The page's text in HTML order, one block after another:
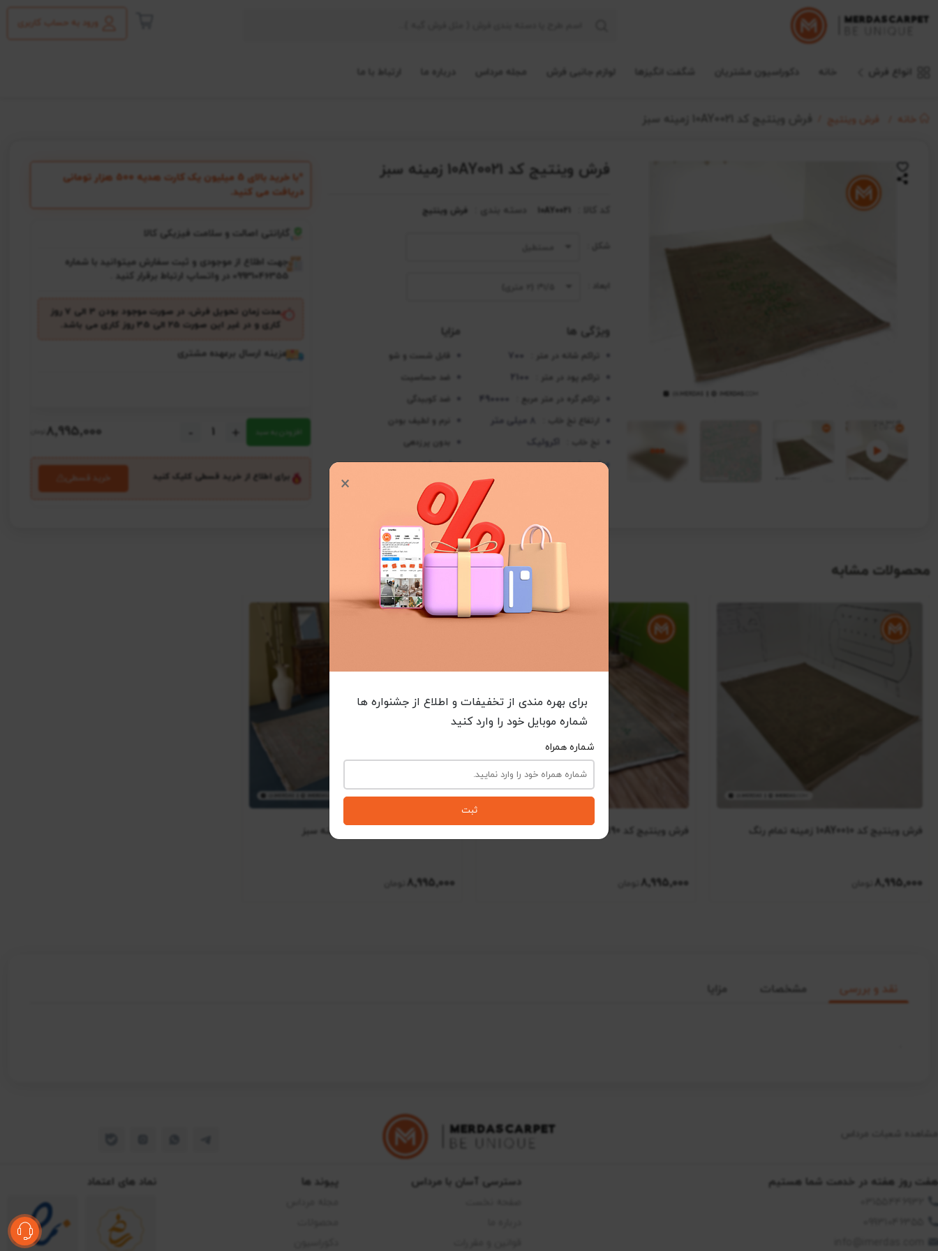
ورود به حساب کاربری
انواع فرش خانه دکوراسیون مشتریان شگفت انگیزها لوازم جانبی فرش مجله مرداس ارتباط با ما
خانه فرش وینتیج فرش وینتیج کد 10AY0021 زمینه سبز
فرش وینتیج کد 10AY0021 زمینه سبز
10AY0021 فرش وینتیج
ابعاد :
ویژگی ها
تراکم شانه در متر : 700
تراکم پود در متر : 2100
تراکم گره در متر مربع : 490000
ارتفاع نخ خاب : 8 میلی متر
نخ خاب : اکرولیک
موارد بیشتر
مزایا
قابل شست و شو
ضد حساسیت
ضد کوبیدگی
نرم و لطیف بودن
بدون پرزدهی
موارد بیشتر
*با خرید بالای 5 میلیون یک کارت هدیه ۵۰۰ هزار تومانی
دریافت می کنید.
گارانتی اصالت و سلامت فیزیکی کالا
جهت اطلاع از موجودی و ثبت سفارش میتوانید با شماره
09931046355 در واتساپ ارتباط برقرار کنید .
مدت زمان تحویل فرش، در صورت موجود بودن 3 الی 7 روز
کاری و در غیر این صورت ۲5 الی 35 روز کاری می باشد.
هزینه ارسال برعهده مشتری
+ 8٬995٬000
برای اطلاع از خرید قسطی کلیک کنید خرید قسطی
محصولات مشابه
فرش وینتیج کد 10AY0010 زمینه تمام رنگ
8٬995٬000
فرش وینتیج کد 10AY0190 زمینه سبز
8٬995٬000 8٬995٬000
نقد و بررسی مشخصات مزایا
×
برای بهره مندی از تخفیفات و اطلاع از جشنواره ها
شماره موبایل خود را وارد کنید
شماره همراه
ثبت
هفت روز هفته در خدمت شما هستیم دسترسی آسان با مرداس پیوند ها نماد های اعتماد